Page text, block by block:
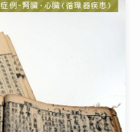
症例-腎臓・心臓(循環器疾患)